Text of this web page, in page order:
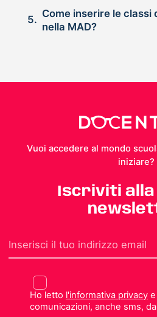
5.
Come inserire le classi di
nella MAD?
Vuoi accedere al mondo
iniziare?
Iscriviti
Ho letto l'informativa privacye
comunicazioni, anche sms,